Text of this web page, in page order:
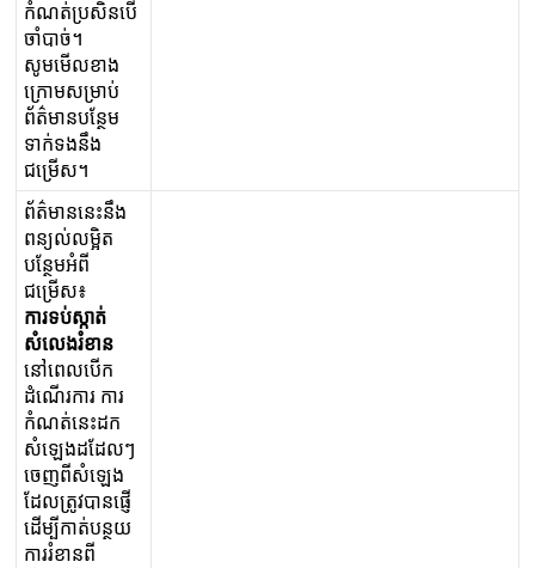
កណតបសនប
ចបច។
សមមលខង
កមសមប
ពតមនបនម
ទកទងនង
ជមស។
ពតមនននង
ពនលលមត
បនមអព
ជមស៖
ករទបសត
សលងរខន
នពលបក
ដណរករ ករ
កណតនដក
សឡងដដលៗ
ចញពសឡង
ដលតវបនផ
ដមកតបនយ
កររខនព